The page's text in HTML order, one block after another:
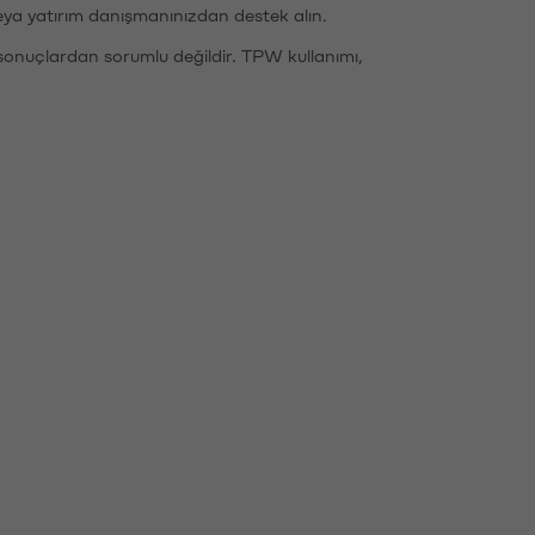
danışmanınızdan destek alın.
sorumlu değildir. TPW kullanımı,